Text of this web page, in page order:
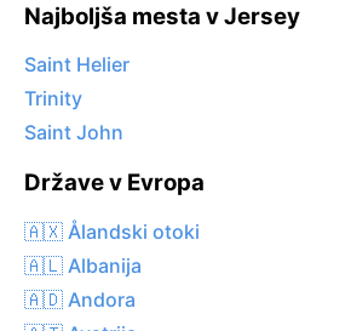
Najboljša mesta v Jersey
Saint Helier
Trinity
Saint John
Države v Evropa
🇦🇽 Ålandski otoki
🇦🇱 Albanija
🇦🇩 Andora